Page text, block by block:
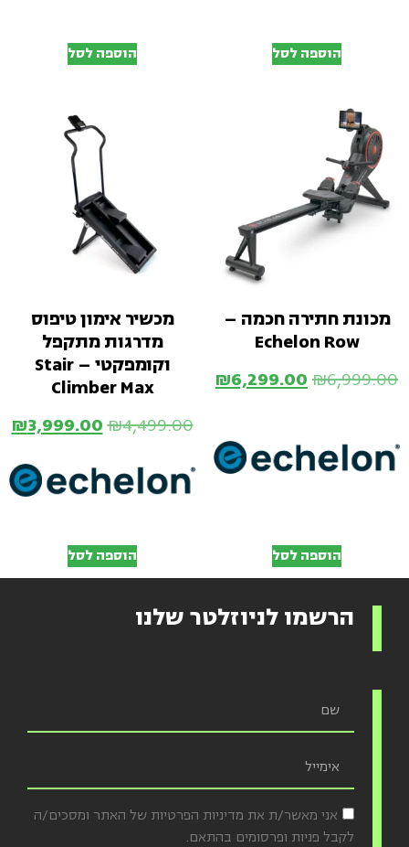
הוספה לסל הוספה לסל
מכונת חתירה חכמה –
Echelon Row
₪6,999.00
₪6,299.00
הוספה לסל
מכשיר אימון טיפוס
מדרגות מתקפל
וקומפקטי – Stair
Climber Max
₪4,499.00
₪3,999.00
הוספה לסל
הרשמו לניוזלטר שלנו
אני מאשר/ת את מדיניות הפרטיות של האתר ומסכים/ה
לקבל פניות ופרסומים בהתאם.